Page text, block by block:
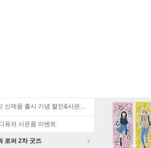
노르잇 신제품 출시 기념 할인&사은품 증정!
퓨저 사은품 이벤트
로퍼 2차 굿즈